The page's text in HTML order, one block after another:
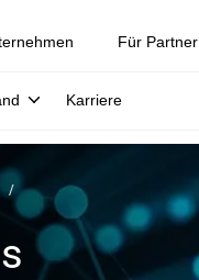
Für Partner
Karriere